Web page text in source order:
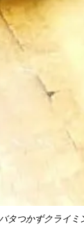
タつかずクライ